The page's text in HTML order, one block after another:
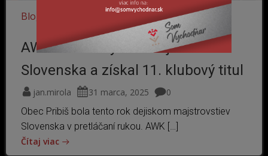
Blog Denník vychodňara
AWK Prešov vyhral majstrovstvá
Slovenska a získal 11. klubový titul
jan.mirola 31 marca, 2025
0
Obec Pribiš bola tento rok dejiskom majstrovstiev
Slovenska v pretláčaní rukou. AWK […]
Čítaj viac